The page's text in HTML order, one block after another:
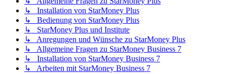
↳ Installation von StarMoney Plus
↳ Bedienung von StarMoney Plus
↳ StarMoney Plus und Institute
↳ Anregungen und Wünsche zu StarMoney Plus
↳ Allgemeine Fragen zu StarMoney Business 7
↳ Installation von StarMoney Business 7
↳ Arbeiten mit StarMoney Business 7